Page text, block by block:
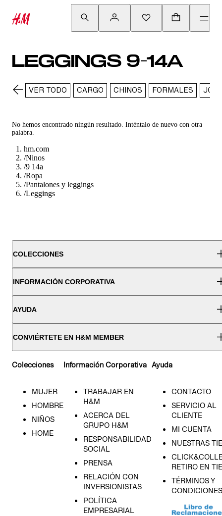
LEGGINGS 9-14A
VER TODO CARGO CHINOS FORMALES
No hemos encontrado ningún resultado. Inténtalo de nuevo con otra
palabra.
hm.com
/Ninos
/9 14a
/Ropa
/Pantalones y leggings
/Leggings
COLECCIONES
INFORMACIÓN CORPORATIVA
AYUDA
CONVIÉRTETE EN H&M MEMBER
Colecciones
MUJER
HOMBRE
NIÑOS
HOME
Información Corporativa
TRABAJAR EN
H&M
ACERCA DEL
GRUPO H&M
RESPONSABILIDAD
SOCIAL
PRENSA
RELACIÓN CON
INVERSIONISTAS
POLÍTICA
EMPRESARIAL
Ayuda
CONTACTO
SERVICIO AL
CLIENTE
MI CUENTA
NUESTRAS
RETIRO EN
TÉRMINOS Y
CONDICIONES